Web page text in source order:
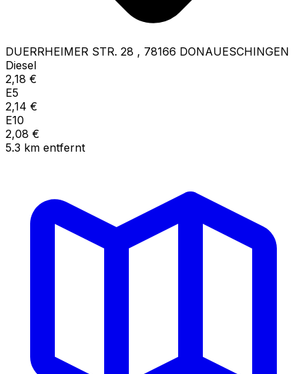
DUERRHEIMER STR. 28 , 78166 DONAUESCHINGEN
Diesel
2,18 €
E5
2,14 €
E10
2,08 €
5.3 km entfernt